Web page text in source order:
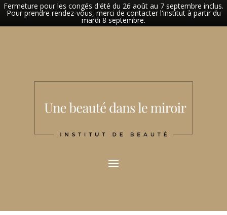
Fermeture pour les congés d'été du 26 août au 7 septembre inclus.
Pour prendre rendez-vous, merci de contacter l'institut à partir du
mardi 8 septembre.